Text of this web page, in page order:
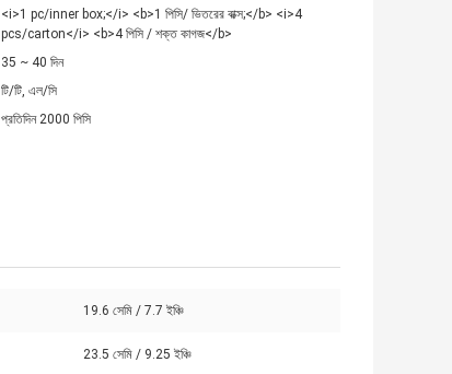
<i>1 pc/inner box;</i> <b>1 পিসি/ ভিতরের বাক্স;</b> <i>4
pcs/carton</i> <b>4 পিসি / শক্ত কাগজ</b>
35 ~ 40 দিন
টি/টি, এল/সি
প্রতিদিন 2000 পিসি
19.6 সেমি / 7.7 ইঞ্চি
23.5 সেমি / 9.25 ইঞ্চি